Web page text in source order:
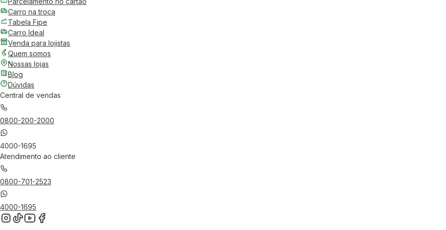
Carro na troca
Tabela Fipe
Carro Ideal
Venda para lojistas
Quem somos
Nossas lojas
Blog
Dúvidas
Central de vendas
0800-200-2000
4000-1695
Atendimento ao cliente
0800-701-2523
4000-1695